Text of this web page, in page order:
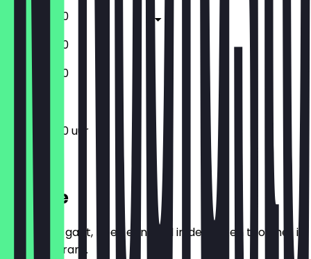
12:00 - 19:00
12:00 - 19:00
12:00 - 19:00
12:00 - 19:00 uur
Locatie
Voordat je gaat, boek een deal in de app en toon het in
het restaurant.